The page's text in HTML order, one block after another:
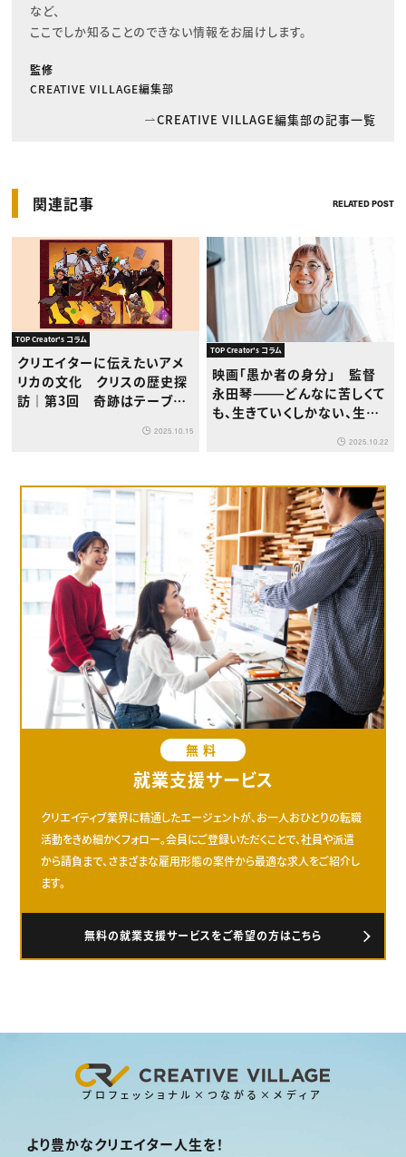
など、
ここでしか知ることのできない情報をお届けします。
監修
CREATIVE VILLAGE編集部
CREATIVE VILLAGE編集部の記事一覧
関連記事 RELATED POST
TOP Creator's コラム
クリエイターに伝えたいアメ
リカの文化 クリスの歴史探
訪｜第3回 奇跡はテーブル
2025.10.15
TOP Creator's コラム
映画「愚か者の身分」 監督
永田琴———どんなに苦しくて
も、生きていくしかない、生き
2025.10.22
無料
就業支援サービス
クリエイティブ業界に精通したエージェントが、お一人おひとりの転職
活動をきめ細かくフォロー。会員にご登録いただくことで、社員や派遣
から請負まで、さまざまな雇用形態の案件から最適な求人をご紹介し
ます。
無料の就業支援サービスをご希望の方はこちら
プロフェッショナル×つながる×メディア
より豊かなクリエイター人生を！